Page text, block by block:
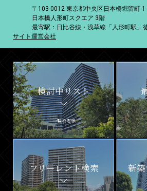
〒103-0012 東京都中央区日本橋堀留町 1-
日本橋人形町スクエア 3階
最寄駅：日比谷線・浅草線「人形町駅」
サイト運営会社
検討中リスト
一覧を表示
フリーレント検索 新